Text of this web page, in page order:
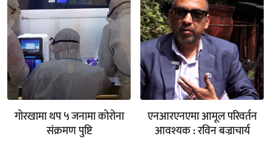
गोरखामा थप ५ जनामा कोरोना
संक्रमण पुष्टि
एनआरएनएमा आमूल परिवर्तन
आवश्यक : रविन बज्राचार्य